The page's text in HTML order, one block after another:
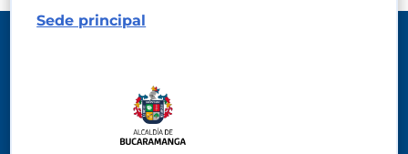
Sede principal